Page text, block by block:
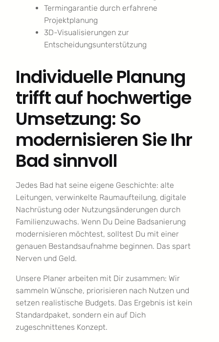
Termingarantie durch erfahrene
Projektplanung
3D-Visualisierungen zur
Entscheidungsunterstützung
Individuelle Planung
trifft auf hochwertige
Umsetzung: So
modernisieren Sie Ihr
Bad sinnvoll
Jedes Bad hat seine eigene Geschichte: alte
Leitungen, verwinkelte Raumaufteilung, digitale
Nachrüstung oder Nutzungsänderungen durch
Familienzuwachs. Wenn Du Deine Badsanierung
modernisieren möchtest, solltest Du mit einer
genauen Bestandsaufnahme beginnen. Das spart
Nerven und Geld.
Unsere Planer arbeiten mit Dir zusammen: Wir
sammeln Wünsche, priorisieren nach Nutzen und
setzen realistische Budgets. Das Ergebnis ist kein
Standardpaket, sondern ein auf Dich
zugeschnittenes Konzept.